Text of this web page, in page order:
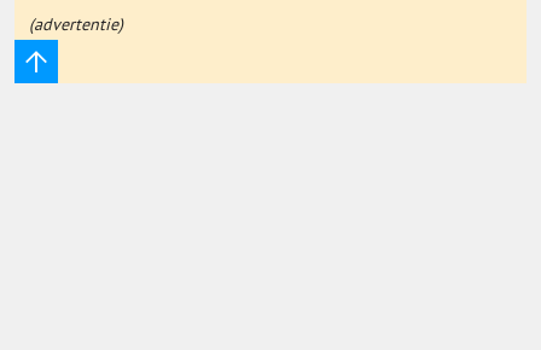
Hoger Onderwijs
ICT
(advertentie)